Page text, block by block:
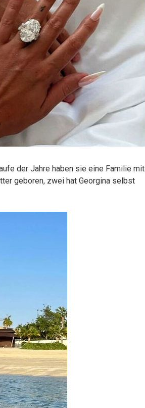
der Jahre haben sie eine Familie mit
geboren, zwei hat Georgina selbst